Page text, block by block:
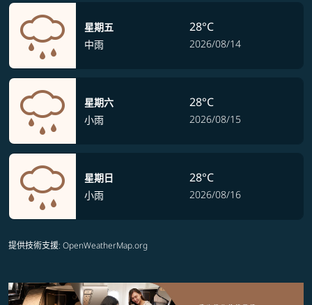
星期五
中雨
28°C
2026/08/14
星期六
小雨
28°C
2026/08/15
星期日
小雨
28°C
2026/08/16
提供技術支援: OpenWeatherMap.org